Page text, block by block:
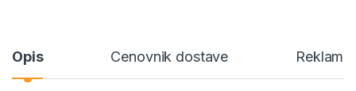
Opis Cenovnik dostave